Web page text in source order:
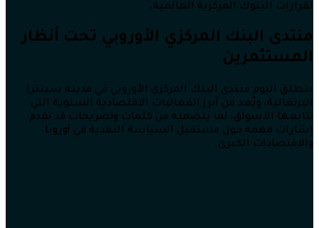
لقرارات البنوك المركزية العالمية.
منتدى البنك المركزي الأوروبي تحت أنظار
المستثمرين
ينطلق اليوم منتدى البنك المركزي الأوروبي في مدينة سينترا
البرتغالية، ويُعد من أبرز الفعاليات الاقتصادية السنوية التي
تتابعها الأسواق، لما يتضمنه من كلمات وتصريحات قد تقدم
إشارات مهمة حول مستقبل السياسة النقدية في أوروبا
والاقتصادات الكبرى.